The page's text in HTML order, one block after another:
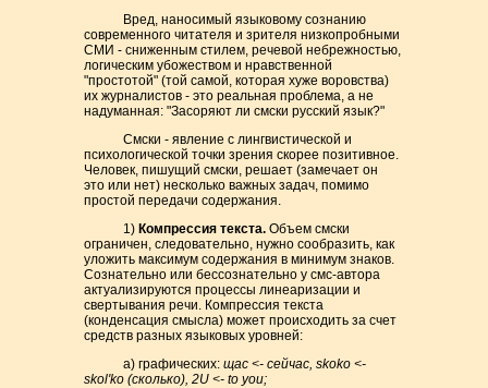
Вред, наносимый языковому сознанию
современного читателя и зрителя низкопробными
СМИ - сниженным стилем, речевой небрежностью,
логическим убожеством и нравственной
"простотой" (той самой, которая хуже воровства)
их журналистов - это реальная проблема, а не
надуманная: "Засоряют ли смски русский язык?"
Смски - явление с лингвистической и
психологической точки зрения скорее позитивное.
Человек, пишущий смски, решает (замечает он
это или нет) несколько важных задач, помимо
простой передачи содержания.
1) Компрессия текста. Объем смски
ограничен, следовательно, нужно сообразить, как
уложить максимум содержания в минимум знаков.
Сознательно или бессознательно у смс-автора
актуализируются процессы линеаризации и
свертывания речи. Компрессия текста
(конденсация смысла) может происходить за счет
средств разных языковых уровней:
а) графических:щас <- сейчас, skoko <-
skol'ko (сколько), 2U <- to you;